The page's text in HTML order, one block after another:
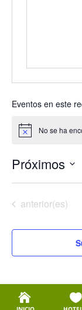
Eventos en este
Aviso No se ha
Próximos
fecha.
Eventos
anterior(es)